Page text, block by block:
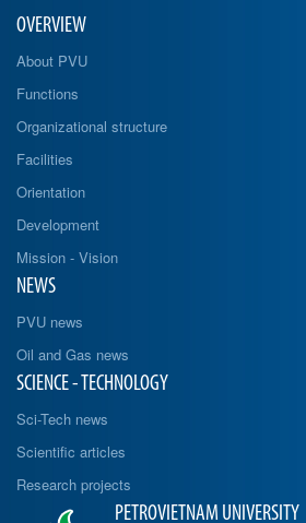
OVERVIEW
About PVU
Functions
Organizational structure
Facilities
Orientation
Development
Mission - Vision
NEWS
PVU news
Oil and Gas news
SCIENCE - TECHNOLOGY
Sci-Tech news
Scientific articles
Research projects
PETROVIETNAM UNIVERSITY